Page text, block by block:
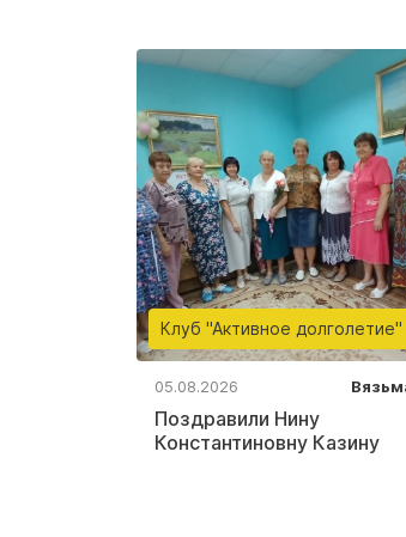
Клуб "Активное долголетие"
05.08.2026
Поздравили Нину
Константиновну Казину